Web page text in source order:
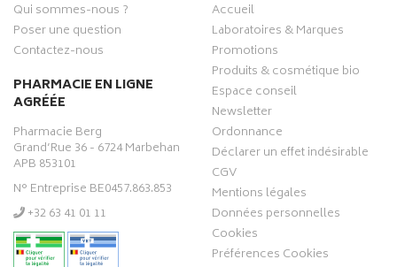
Qui sommes-nous ?
Poser une question
Contactez-nous
PHARMACIE EN LIGNE
AGRÉÉE
Pharmacie Berg
Grand’Rue 36 - 6724 Marbehan
APB 853101
N° Entreprise BE0457.863.853
‭+32 63 41 01 11‬
Accueil
Laboratoires & Marques
Promotions
Produits & cosmétique bio
Espace conseil
Newsletter
Ordonnance
Déclarer un effet indésirable
CGV
Mentions légales
Données personnelles
Cookies
Préférences Cookies